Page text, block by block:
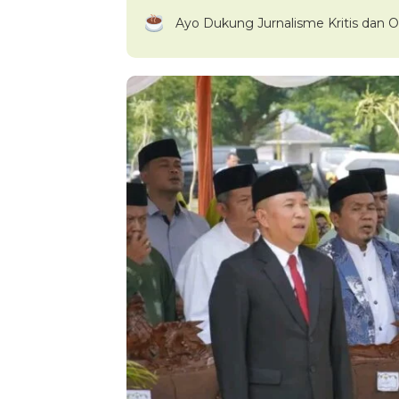
Ayo Dukung Jurnalisme Kritis dan